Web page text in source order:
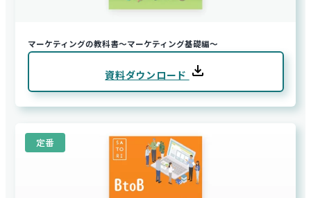
マーケティングの教科書～マーケティング基礎編～
資料ダウンロード
定番